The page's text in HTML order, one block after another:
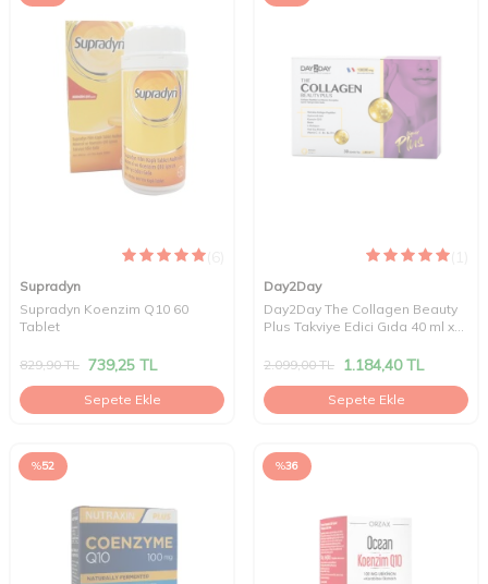
Supradyn
Supradyn Koenzim Q10 60
Tablet
829,90TL 739,25 TL
Sepete Ekle
Day2Day
Day2Day The Collagen Beauty
Plus Takviye Edici Gıda 40 ml x
2.099,00TL 1.184,40TL
Sepete Ekle
%52 %36